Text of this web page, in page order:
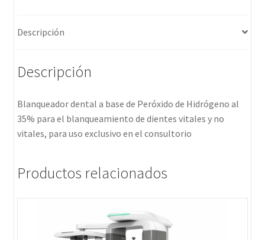
Descripción
Descripción
Blanqueador dental a base de Peróxido de Hidrógeno al
35% para el blanqueamiento de dientes vitales y no
vitales, para uso exclusivo en el consultorio
Productos relacionados